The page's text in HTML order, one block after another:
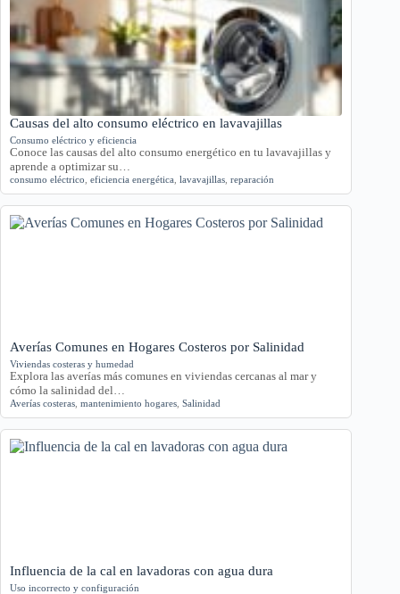
Causas del alto consumo eléctrico en lavavajillas
Consumo eléctrico y eficiencia
Conoce las causas del alto consumo energético en tu lavavajillas y
aprende a optimizar su…
consumo eléctrico eficiencia energética lavavajillas reparación
Averías Comunes en Hogares Costeros por Salinidad
Viviendas costeras y humedad
Explora las averías más comunes en viviendas cercanas al mar y
cómo la salinidad del…
Averías costeras mantenimiento hogares Salinidad
Influencia de la cal en lavadoras con agua dura
Uso incorrecto y configuración